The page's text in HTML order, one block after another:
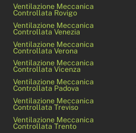
Ventilazione Meccanica
Controllata Rovigo
Ventilazione Meccanica
Controllata Venezia
Ventilazione Meccanica
Controllata Verona
Ventilazione Meccanica
Controllata Vicenza
Ventilazione Meccanica
Controllata Padova
Ventilazione Meccanica
Controllata Treviso
Ventilazione Meccanica
Controllata Trento